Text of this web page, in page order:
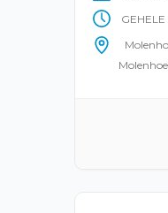
missen!
agenda:
Valburg